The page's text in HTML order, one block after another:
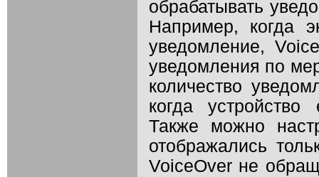
обрабатывать
Например, когда
уведомление,
уведомления по
количество
когда
Также можно
отображались
VoiceOver не